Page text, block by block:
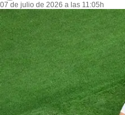
JuicioExprés
INVESTIGACIÓN
INTERNACIONAL
OPINIÓN
MUNICIPIOS
07 de julio de 2026 a las 11:05h